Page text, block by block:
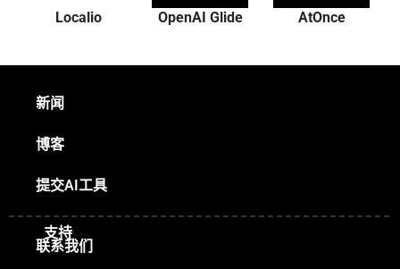
Localio OpenAI Glide AtOnce
新闻
博客
提交AI工具
支持
联系我们